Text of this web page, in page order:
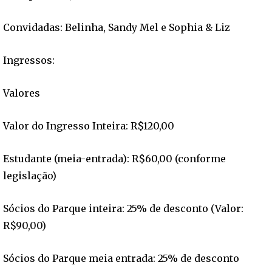
Convidadas: Belinha, Sandy Mel e Sophia & Liz
Ingressos:
Valores
Valor do Ingresso Inteira: R$120,00
Estudante (meia-entrada): R$60,00 (conforme
legislação)
Sócios do Parque inteira: 25% de desconto (Valor:
R$90,00)
Sócios do Parque meia entrada: 25% de desconto